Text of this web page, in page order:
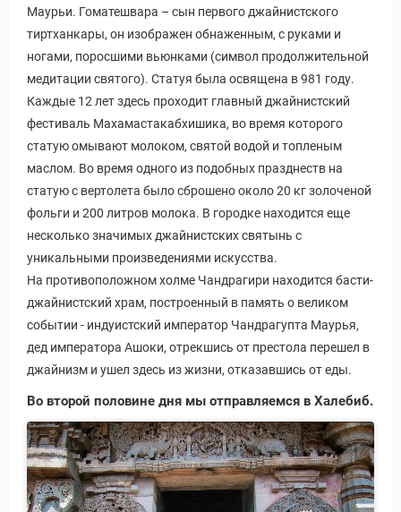
Маурьи. Гоматешвара – сын первого джайнистского
тиртханкары, он изображен обнаженным, с руками и
ногами, поросшими вьюнками (символ продолжительной
медитации святого). Статуя была освящена в 981 году.
Каждые 12 лет здесь проходит главный джайнистский
фестиваль Махамастакабхишика, во время которого
статую омывают молоком, святой водой и топленым
маслом. Во время одного из подобных празднеств на
статую с вертолета было сброшено около 20 кг золоченой
фольги и 200 литров молока. В городке находится еще
несколько значимых джайнистских святынь с
уникальными произведениями искусства.
На противоположном холме Чандрагири находится басти-
джайнистский храм, построенный в память о великом
событии - индуистский император Чандрагупта Маурья,
дед императора Ашоки, отрекшись от престола перешел в
джайнизм и ушел здесь из жизни, отказавшись от еды.
Во второй половине дня мы отправляемся в Халебиб.